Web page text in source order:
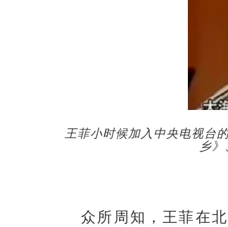
王菲小时候加入中央电视台
乡
众所周知，王菲在北